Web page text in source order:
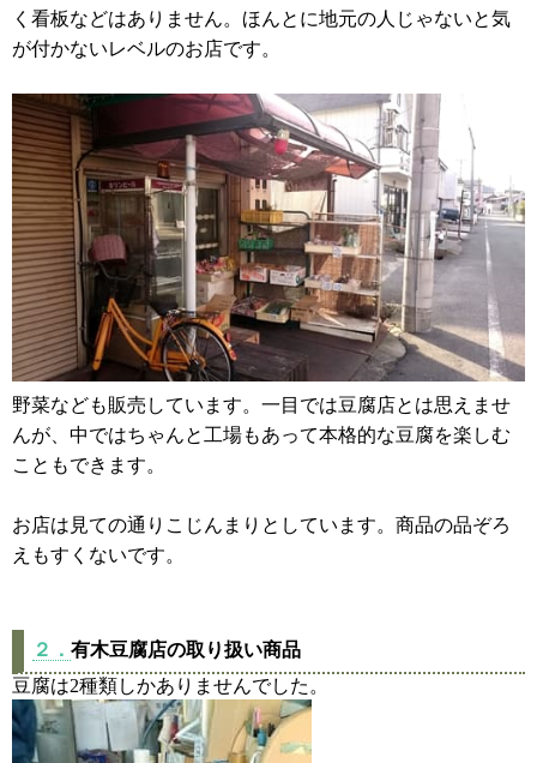
く看板などはありません。ほんとに地元の人じゃないと気
が付かないレベルのお店です。
野菜なども販売しています。一目では豆腐店とは思えませ
んが、中ではちゃんと工場もあって本格的な豆腐を楽しむ
こともできます。
お店は見ての通りこじんまりとしています。商品の品ぞろ
えもすくないです。
２． 有木豆腐店の取り扱い商品
豆腐は2種類しかありませんでした。